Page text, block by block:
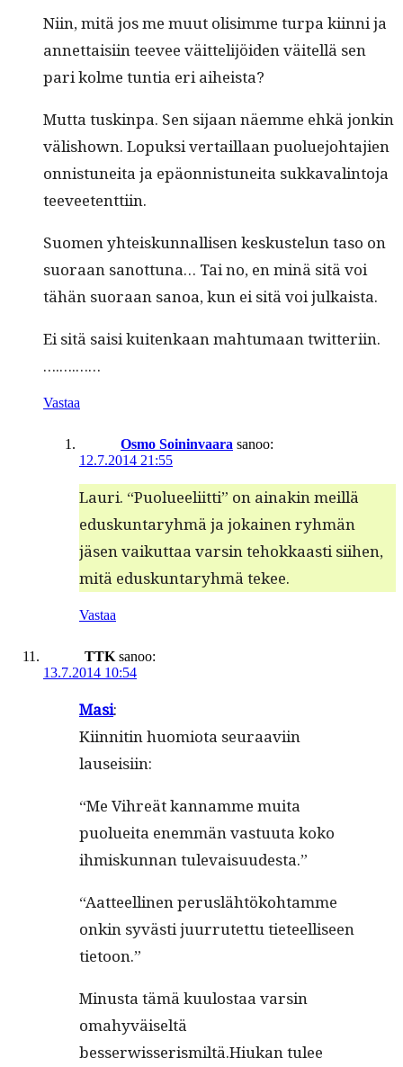
Niin, mitä jos me muut olisimme tur­pa kiin­ni ja
annet­taisi­in teevee väit­telijöi­den väitel­lä sen
pari kolme tun­tia eri aiheista?
Mut­ta tuskin­pa. Sen sijaan näemme ehkä jonkin
välishown. Lopuk­si ver­tail­laan puolue­jo­hta­jien
onnis­tunei­ta ja epäon­nis­tunei­ta sukkaval­in­to­ja
teeveetenttiin.
Suomen yhteiskun­nal­lisen keskustelun taso on
suo­raan san­ot­tuna… Tai no, en minä sitä voi
tähän suo­raan sanoa, kun ei sitä voi julkaista.
Ei sitä saisi kuitenkaan mah­tu­maan twitteriin.
….….……
Vastaa
Osmo Soininvaara sanoo:
12.7.2014 21:55
Lau­ri. “Puolueeli­it­ti” on ainakin meil­lä
eduskun­taryh­mä ja jokainen ryh­män
jäsen vaikut­taa varsin tehokkaasti siihen,
mitä eduskun­taryh­mä tekee.
Vastaa
TTK sanoo:
13.7.2014 10:54
Masi:
Kiin­nitin huomio­ta seu­raavi­in
lauseisiin:
“Me Vihreät kan­namme mui­ta
puoluei­ta enem­män vas­tu­u­ta koko
ihmiskun­nan tulevaisuudesta.”
“Aat­teelli­nen perus­lähtöko­htamme
onkin syvästi juur­rutet­tu tieteel­liseen
tietoon.”
Minus­ta tämä kuu­lostaa varsin
omahyväiseltä
besserwisserismiltä.Hiukan tulee